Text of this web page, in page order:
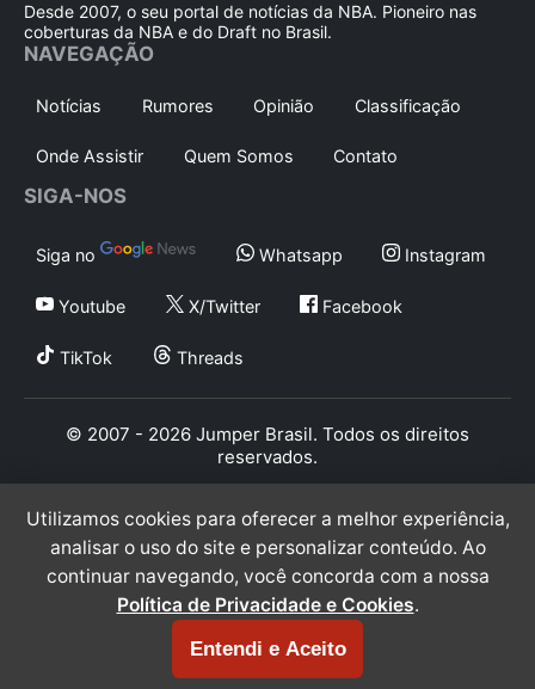
Desde 2007, o seu portal de notícias da NBA. Pioneiro nas
coberturas da NBA e do Draft no Brasil.
NAVEGAÇÃO
Notícias Rumores Opinião Classificação
Onde Assistir Quem Somos Contato
SIGA-NOS
Siga no Whatsapp Instagram
Youtube X/Twitter Facebook
TikTok Threads
© 2007 - 2026 Jumper Brasil. Todos os direitos
reservados.
Utilizamos cookies para oferecer a melhor experiência,
analisar o uso do site e personalizar conteúdo. Ao
continuar navegando, você concorda com a nossa
Política de Privacidade e Cookies.
Entendi e Aceito